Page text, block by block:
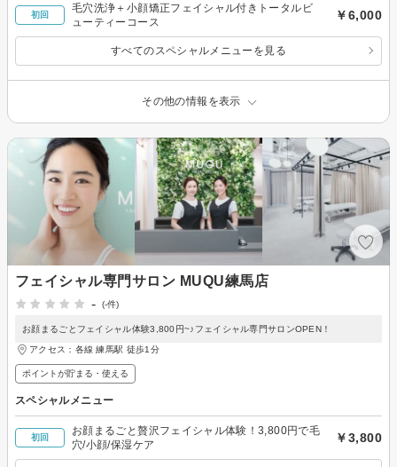
初回
毛穴洗浄＋小顔矯正フェイシャル付きトータルビ
ューティーコース
￥6,000
すべてのスペシャルメニューを見る
その他の情報を表示
フェイシャル専門サロン MUQU練馬店
-
(-件)
お顔まるごとフェイシャル体験3,800円~♪フェイシャル専門サロンOPEN！
アクセス：各線 練馬駅 徒歩1分
ポイントが貯まる・使える
スペシャルメニュー
初回
お顔まるごと贅沢フェイシャル体験！3,800円で毛
穴/小顔/保湿ケア
￥3,800